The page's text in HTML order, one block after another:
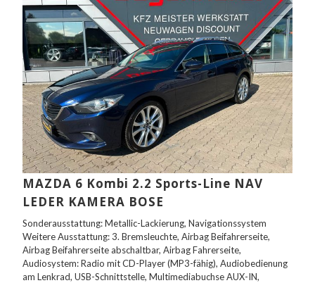
MAZDA 6 Kombi 2.2 Sports-Line NAV
LEDER KAMERA BOSE
Sonderausstattung: Metallic-Lackierung, Navigationssystem
Weitere Ausstattung: 3. Bremsleuchte, Airbag Beifahrerseite,
Airbag Beifahrerseite abschaltbar, Airbag Fahrerseite,
Audiosystem: Radio mit CD-Player (MP3-fähig), Audiobedienung
am Lenkrad, USB-Schnittstelle, Multimediabuchse AUX-IN,